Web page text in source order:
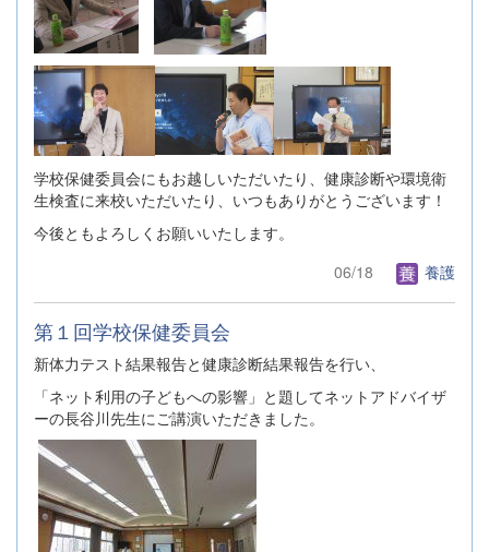
学校保健委員会にもお越しいただいたり、健康診断や環境衛
生検査に来校いただいたり、いつもありがとうございます！
今後ともよろしくお願いいたします。
06/18
養護
第１回学校保健委員会
新体力テスト結果報告と健康診断結果報告を行い、
「ネット利用の子どもへの影響」と題してネットアドバイザ
ーの長谷川先生にご講演いただきました。